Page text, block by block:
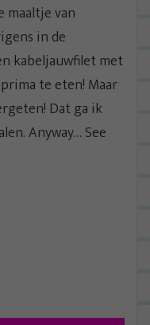
maaltje van
in de
kabeljauwfilet met
te eten! Maar
Dat ga ik
Anyway… See